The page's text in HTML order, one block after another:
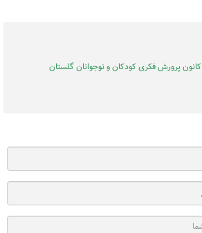
کانون پرورش فکری کودکان و نوجوانان گلستان